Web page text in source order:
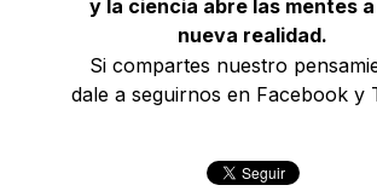
y la ciencia abre las mentes
nueva realidad.
Si compartes nuestro
dale a seguirnos en Facebook y